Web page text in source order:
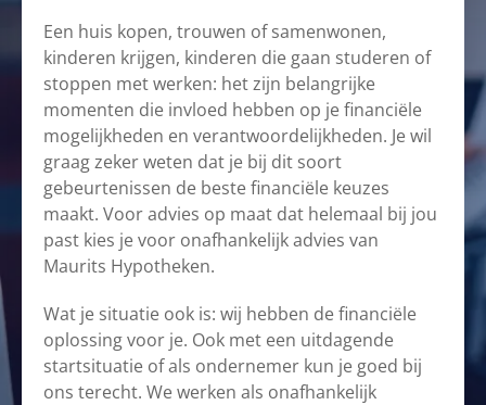
Een huis kopen, trouwen of samenwonen,
kinderen krijgen, kinderen die gaan studeren of
stoppen met werken: het zijn belangrijke
momenten die invloed hebben op je financiële
mogelijkheden en verantwoordelijkheden. Je wil
graag zeker weten dat je bij dit soort
gebeurtenissen de beste financiële keuzes
maakt. Voor advies op maat dat helemaal bij jou
past kies je voor onafhankelijk advies van
Maurits Hypotheken.
Wat je situatie ook is: wij hebben de financiële
oplossing voor je. Ook met een uitdagende
startsituatie of als ondernemer kun je goed bij
ons terecht. We werken als onafhankelijk